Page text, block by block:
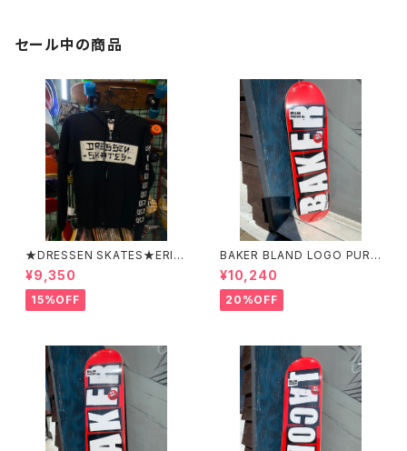
セール中の商品
★DRESSEN SKATES★ERIC
DRESSEN BLACK ZIP HOO
D PARKER ドレッセンスケーツ
スケート エリックドレッセン
ブラック フードパーカー フー
¥9,350
15%OFF
BAKER BLAND LOGO PURP
LE DECK 8.0 ベイカー ブラ
ンド ロゴ パープル デッ
キ 8インチ スケートボード ス
ケボー
¥10,240
20%OFF